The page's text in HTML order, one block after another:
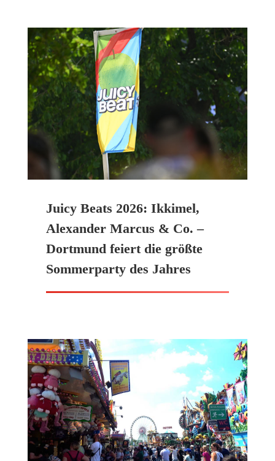
Juicy Beats 2026: Ikkimel,
Alexander Marcus & Co. –
Dortmund feiert die größte
Sommerparty des Jahres